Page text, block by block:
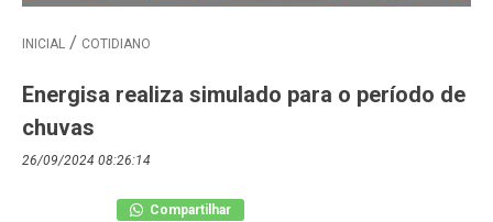
INICIAL COTIDIANO
Energisa realiza simulado para o período de
chuvas
26/09/2024 08:26:14
Compartilhar